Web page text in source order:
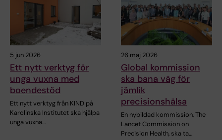
5 jun 2026
Ett nytt verktyg för
unga vuxna med
boendestöd
Ett nytt verktyg från KIND på
Karolinska Institutet ska hjälpa
unga vuxna…
26 maj 2026
Global kommission
ska bana väg för
jämlik
precisionshälsa
En nybildad kommission, The
Lancet Commission on
Precision Health, ska ta…